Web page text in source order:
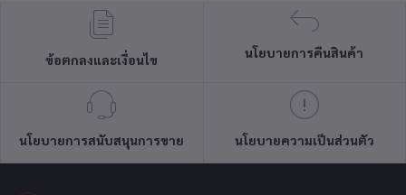
ข้อตกลงและเงื่อนไข
นโยบายการคืนสินค้า
นโยบายการสนับสนุนการขาย นโยบายความเป็นส่วนตัว